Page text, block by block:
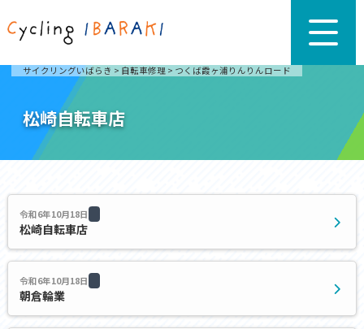
サイクリングいばらき > 自転車修理 > つくば霞ヶ浦りんりんロード
松崎自転車店
令和6年10月18日
松崎自転車店
令和6年10月18日
朝倉輪業